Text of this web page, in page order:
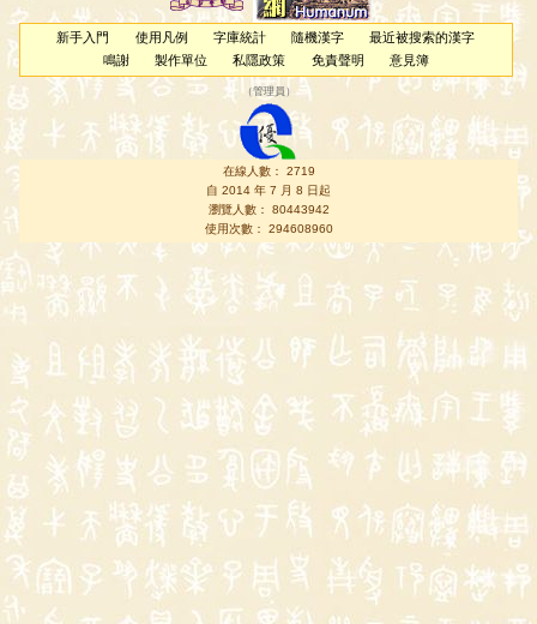
新手入門 使用凡例 字庫統計 隨機漢字
最近被搜索的漢字
鳴謝
製作單位 私隱政策 免責聲明 意見簿
（管理員 ）
在線人數： 2719
自 2014 年 7 月 8 日起
瀏覽人數： 80443942
使用次數： 294608960